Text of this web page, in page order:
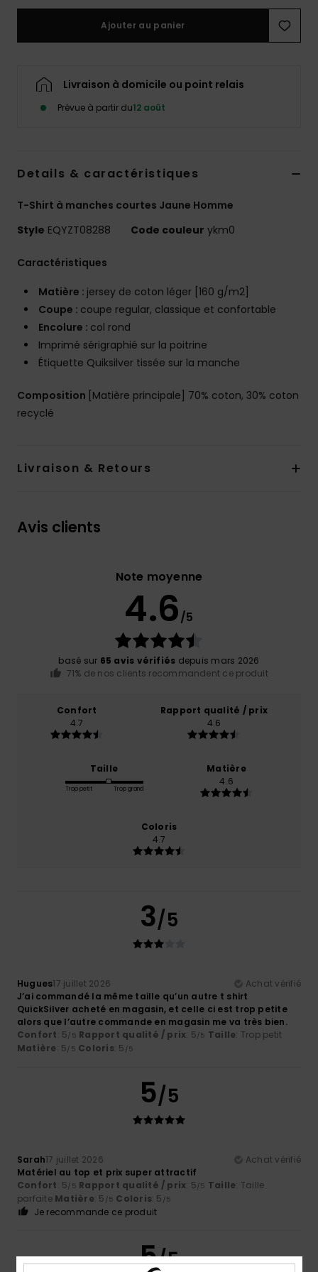
Ajouter au panier
Livraison à domicile ou point relais
Prévue à partir du12 août
Details & caractéristiques
T-Shirt à manches courtes Jaune Homme
Style EQYZT08288 Code couleur ykm0
Caractéristiques
Matière : jersey de coton léger [160 g/m2]
Coupe : coupe regular, classique et confortable
Encolure : col rond
Imprimé sérigraphié sur la poitrine
Étiquette Quiksilver tissée sur la manche
Composition [Matière principale] 70% coton, 30% coton
recyclé
Livraison & Retours
Avis clients
Note moyenne
4.6/5
basé sur 65 avis vérifiés depuis mars 2026
71% de nos clients recommandent ce produit
Confort
4.7
Rapport qualité / prix
4.6
Taille
Trop petit Trop grand
Matière
4.6
Coloris
4.7
3/5
Hugues17 juillet 2026
Achat vérifié
J’ai commandé la même taille qu’un autre t shirt
QuickSilver acheté en magasin, et celle ci est trop petite
alors que l’autre commande en magasin me va très bien.
Confort: 5/5 Rapport qualité / prix: 5/5 Taille: Trop petit
Matière: 5/5 Coloris: 5 /5
5/5
Sarah17 juillet 2026
Achat vérifié
Matériel au top et prix super attractif
Confort: 5/5 Rapport qualité / prix: 5/5 Taille: Taille
parfaite Matière: 5 /5 Coloris: 5 /5
Je recommande ce produit
5/5